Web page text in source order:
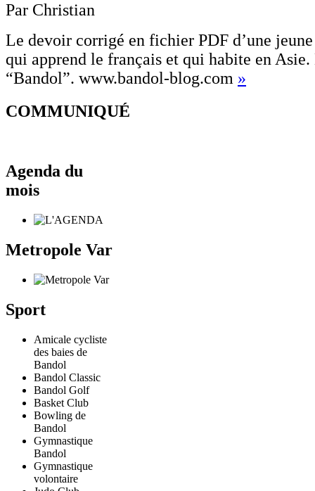
Par Christian
Le devoir corrigé en fichier PDF d’une
qui apprend le français et qui habite en
“Bandol”. www.bandol-blog.com »
COMMUNIQUÉ
Agenda du
mois
Metropole Var
Sport
Amicale cycliste
des baies de
Bandol
Bandol Classic
Bandol Golf
Basket Club
Bowling de
Bandol
Gymnastique
Bandol
Gymnastique
volontaire